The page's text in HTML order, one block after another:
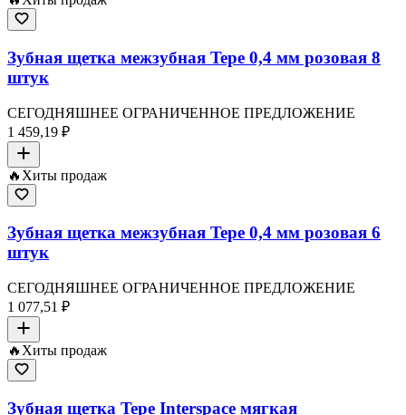
Зубная щетка межзубная Tepe 0,4 мм розовая 8
штук
СЕГОДНЯШНЕЕ ОГРАНИЧЕННОЕ ПРЕДЛОЖЕНИЕ
1 459,19 ₽
🔥 Хиты продаж
Зубная щетка межзубная Tepe 0,4 мм розовая 6
штук
СЕГОДНЯШНЕЕ ОГРАНИЧЕННОЕ ПРЕДЛОЖЕНИЕ
1 077,51 ₽
🔥 Хиты продаж
Зубная щетка Tepe Interspace мягкая